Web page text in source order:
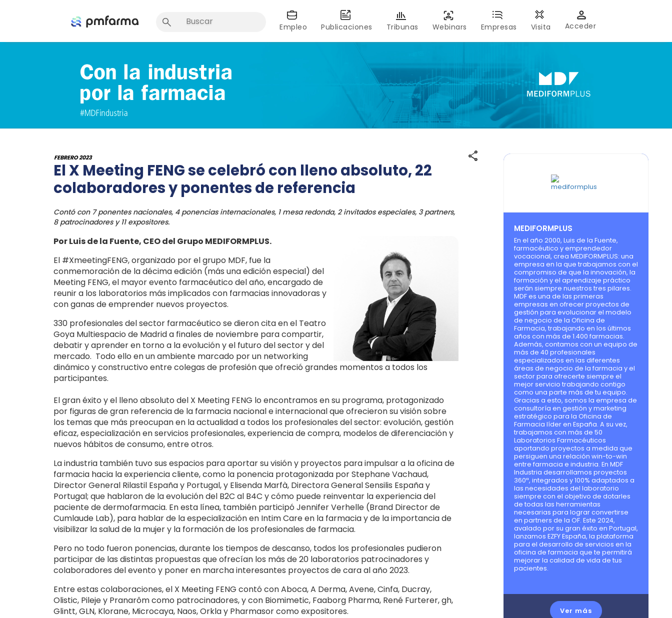
Empleo Publicaciones Tribunas Webinars Empresas Visita Acceder
share
FEBRERO 2023
El X Meeting FENG se celebró con lleno absoluto, 22
colaboradores y ponentes de referencia
Contó con 7 ponentes nacionales, 4 ponencias internacionales, 1 mesa redonda, 2 invitados especiales, 3 partners,
8 patrocinadores y 11 expositores.
Por Luis de la Fuente, CEO del Grupo MEDIFORMPLUS.
El #XmeetingFENG, organizado por el grupo MDF, fue la
conmemoración de la décima edición (más una edición especial) del
Meeting FENG, el mayor evento farmacéutico del año, encargado de
reunir a los laboratorios más implicados con farmacias innovadoras y
con ganas de emprender nuevos proyectos.
330 profesionales del sector farmacéutico se dieron cita en el Teatro
Goya Multiespacio de Madrid a finales de noviembre para compartir,
debatir y aprender en torno a la evolución y el futuro del sector y del
mercado. Todo ello en un ambiente marcado por un networking
dinámico y constructivo entre colegas de profesión que ofreció grandes momentos a todos los
participantes.
El gran éxito y el lleno absoluto del X Meeting FENG lo encontramos en su programa, protagonizado
por figuras de gran referencia de la farmacia nacional e internacional que ofrecieron su visión sobre
los temas que más preocupan en la actualidad a todos los profesionales del sector: evolución, gestión
eficaz, especialización en servicios profesionales, experiencia de compra, modelos de diferenciación y
nuevos hábitos de consumo, entre otros.
La industria también tuvo sus espacios para aportar su visión y proyectos para impulsar a la oficina de
farmacia hacia la experiencia cliente, como la ponencia protagonizada por Stephane Vachaud,
Director General Rilastil España y Portugal, y Elisenda Marfà, Directora General Sensilis España y
Portugal; que hablaron de la evolución del B2C al B4C y cómo puede reinventar la experiencia del
paciente de dermofarmacia. En esta línea, también participó Jennifer Verhelle (Brand Director de
Cumlaude Lab), para hablar de la especialización en Intim Care en la farmacia y de la importancia de
visibilizar la salud de la mujer y la formación de los profesionales de farmacia.
Pero no todo fueron ponencias, durante los tiempos de descanso, todos los profesionales pudieron
participar de las distintas propuestas que ofrecían los más de 20 laboratorios patrocinadores y
colaboradores del evento y poner en marcha interesantes proyectos de cara al año 2023.
Entre estas colaboraciones, el X Meeting FENG contó con Aboca, A Derma, Avene, Cinfa, Ducray,
Olistic, Pileje y Pranarôm como patrocinadores, y con Biomimetic, Faaborg Pharma, René Furterer, gh,
Glintt, GLN, Klorane, Microcaya, Naos, Orkla y Pharmasor como expositores.
MEDIFORMPLUS
En el año 2000, Luis de la Fuente,
farmacéutico y emprendedor
vocacional, crea MEDIFORMPLUS: una
empresa en la que trabajamos con el
compromiso de que la innovación, la
formación y el aprendizaje práctico
serán siempre nuestros tres pilares.
MDF es una de las primeras
empresas en ofrecer proyectos de
gestión para evolucionar el modelo
de negocio de la Oficina de
Farmacia, trabajando en los últimos
años con más de 1.400 farmacias.
Además, contamos con un equipo de
más de 40 profesionales
especializados en las diferentes
áreas de negocio de la farmacia y el
sector para ofrecerte siempre el
mejor servicio trabajando contigo
como una parte más de tu equipo.
Gracias a esto, somos la empresa de
consultoría en gestión y marketing
estratégico para la Oficina de
Farmacia líder en España. A su vez,
trabajamos con más de 50
Laboratorios Farmacéuticos
aportando proyectos a medida que
persiguen una relación win-to-win
entre farmacia e industria. En MDF
Industria desarrollamos proyectos
360ª, integrados y 100% adaptados a
las necesidades del laboratorio
siempre con el objetivo de dotarles
de todas las herramientas
necesarias para lograr convertirse
en partners de la OF. Este 2024,
avalado por su gran éxito en Portugal,
lanzamos EZFY España, la plataforma
para el desarrollo de servicios en la
oficina de farmacia que te permitirá
mejorar la calidad de vida de tus
pacientes.
Ver más